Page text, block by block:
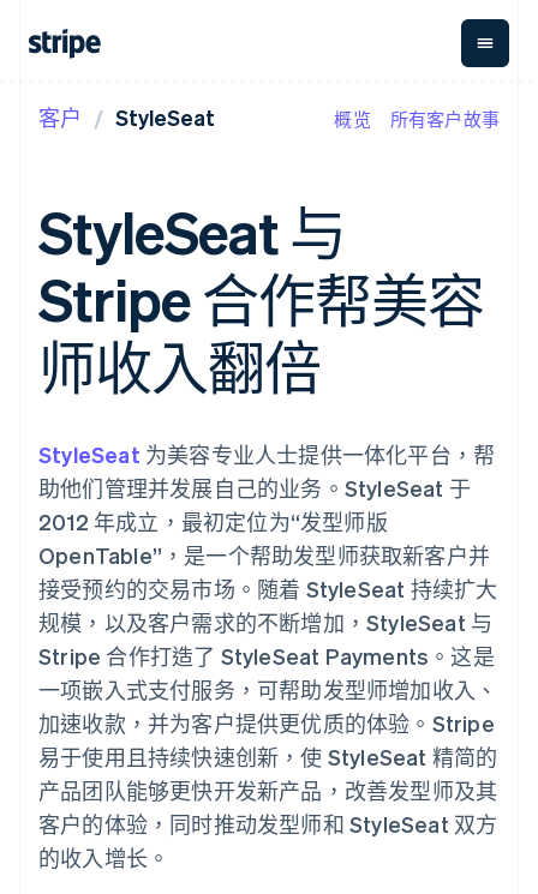
支付
在线支付
Managed
Payments
方案
Payment links
无代码支付
Checkout
Elements
灵活的 UI 组件
Payment
methods
接入 125+ 种支
付方式
Authorization
Boost
支付成功率优
化
Link
加速结账
经常性收入
Metronome
按用量计费
Subscriptions
订阅管理
Invoicing
一次性或定期
账单
税自动化
Revenue
Recognition
会计自动化
Stripe Sigma
自定义报告
Data Pipeline
数据同步
资金管
向第三
方打款
Crypto
平台
更多
Product roadmap
了解未来规划
按企业阶段
按应用场景
智能体商务
加密货币
电子商务
全球化企业
应用内支付
交易市场
资金管理
平台
SaaS
按行业
AI 企业
创作者经济
游戏
酒店、旅游与休闲
保险
媒体与娱乐
非营利组织
文档
库与 SDK
Stripe Apps
接受线上付款
管理订阅
提供按用量计费
发行稳定币支持的支付卡
通过智能体配置和管理服
务
资源
应用集成
代码示例
开发者博客
API 状态
学习
指南
支持
获取支持
托管支持方案
公司
产品路线图
Sessions 年度大会
招聘
资讯中心
Stripe Press
联系
联系销售
成为合作伙伴
客户 StyleSeat 概览 所有客户故事
StyleSeat 与
Stripe 合作帮美容
师收入翻倍
StyleSeat 为美容专业人士提供一体化平台，帮
助他们管理并发展自己的业务。StyleSeat 于
2012 年成立，最初定位为“发型师版
OpenTable”，是一个帮助发型师获取新客户并
接受预约的交易市场。随着 StyleSeat 持续扩大
规模，以及客户需求的不断增加，StyleSeat 与
Stripe 合作打造了 StyleSeat Payments。这是
一项嵌入式支付服务，可帮助发型师增加收入、
加速收款，并为客户提供更优质的体验。Stripe
易于使用且持续快速创新，使 StyleSeat 精简的
产品团队能够更快开发新产品，改善发型师及其
客户的体验，同时推动发型师和 StyleSeat 双方
的收入增长。